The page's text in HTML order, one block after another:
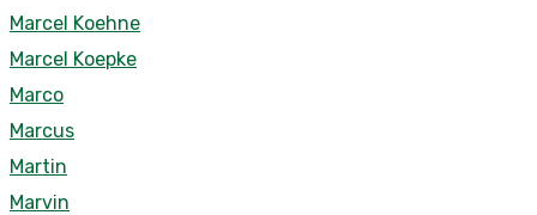
Marcel Koehne
Marcel Koepke
Marco
Marcus
Martin
Marvin